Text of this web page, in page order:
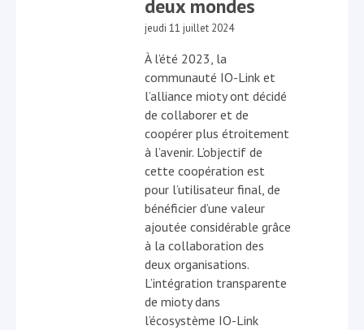
deux mondes
jeudi 11 juillet 2024
À l’été 2023, la
communauté IO-Link et
l’alliance mioty ont décidé
de collaborer et de
coopérer plus étroitement
à l’avenir. L’objectif de
cette coopération est
pour l’utilisateur final, de
bénéficier d’une valeur
ajoutée considérable grâce
à la collaboration des
deux organisations.
L’intégration transparente
de mioty dans
l’écosystème IO-Link